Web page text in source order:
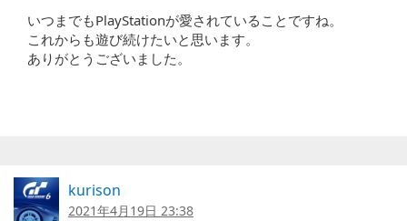
いつまでもPlayStationが愛されていることですね。
これからも遊び続けたいと思います。
ありがとうございました。
kurison
2021年4月19日 23:38